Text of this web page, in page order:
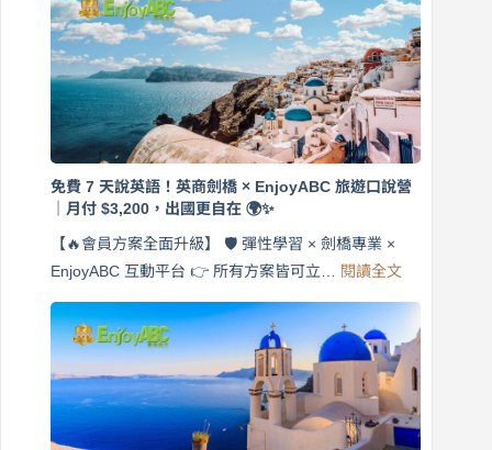
免費 7 天說英語！英商劍橋 × EnjoyABC 旅遊口說營
｜月付 $3,200，出國更自在 🌍✨
【🔥會員方案全面升級】 🛡️ 彈性學習 × 劍橋專業 ×
EnjoyABC 互動平台 👉 所有方案皆可立… 閱讀全文:
天
說
英
語！
英